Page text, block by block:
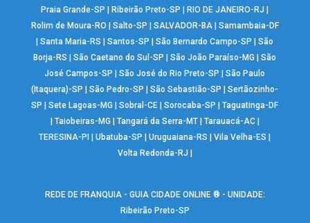
Praia Grande-SP
Ribeirão Preto-SP RIO DE JANEIRO-RJ
Rolim de Moura-RO
Salto-SP SALVADOR-BA| Samambaia-DF
|Santa Maria-RS |Santos-SP |São Bernardo Campo-SP |São
Borja-RS
|São Caetano do Sul-SP |São João Paraíso-MG |São
José Campos-SP
|São José do Rio Preto-SP |São Paulo
(Itaquera)-SP
|São Pedro-SP |São Sebastião-SP |Sertãozinho-
SP
|Sete Lagoas-MG |Sobral-CE |Sorocaba-SP |Taguatinga-DF
Taiobeiras-MG Tangará da Serra-MT| Tarauacá-AC|
TERESINA-PI
|Ubatuba-SP |Uruguaiana-RS |Vila Velha-ES
Volta Redonda-RJ
REDE DE FRANQUIA - GUIA CIDADE ONLINE ® - UNIDADE:
Ribeirão Preto-SP